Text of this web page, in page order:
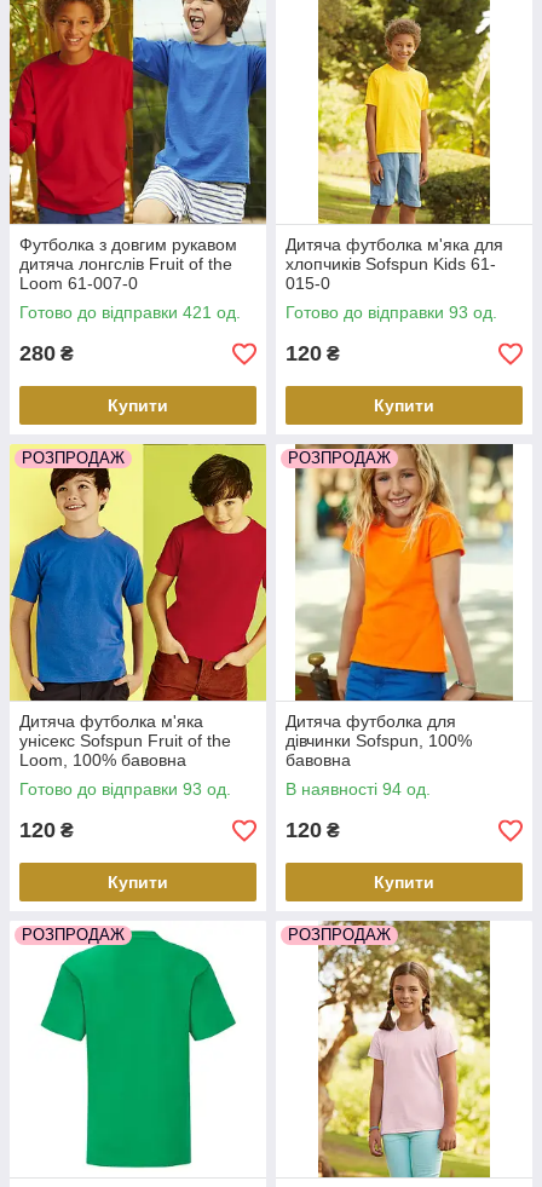
Футболка з довгим рукавом
дитяча лонгслів Fruit of the
Loom 61-007-0
Готово до відправки 421 од.
280 ₴
Купити
Дитяча футболка м'яка для
хлопчиків Sofspun Kids 61-
015-0
Готово до відправки 93 од.
120 ₴
Купити
РОЗПРОДАЖ
Дитяча футболка м'яка
унісекс Sofspun Fruit of the
Loom, 100% бавовна
Готово до відправки 93 од.
120 ₴
Купити
РОЗПРОДАЖ
Дитяча футболка для
дівчинки Sofspun, 100%
бавовна
В наявності 94 од.
120 ₴
Купити
РОЗПРОДАЖ РОЗПРОДАЖ